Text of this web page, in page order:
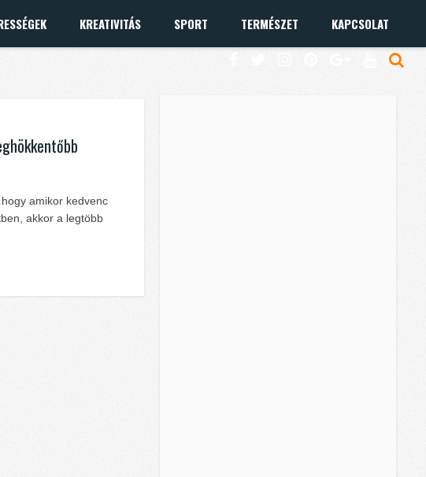
KREATIVITÁS SPORT TERMÉSZET KAPCSOLAT
amikor kedvenc
akkor a legtöbb